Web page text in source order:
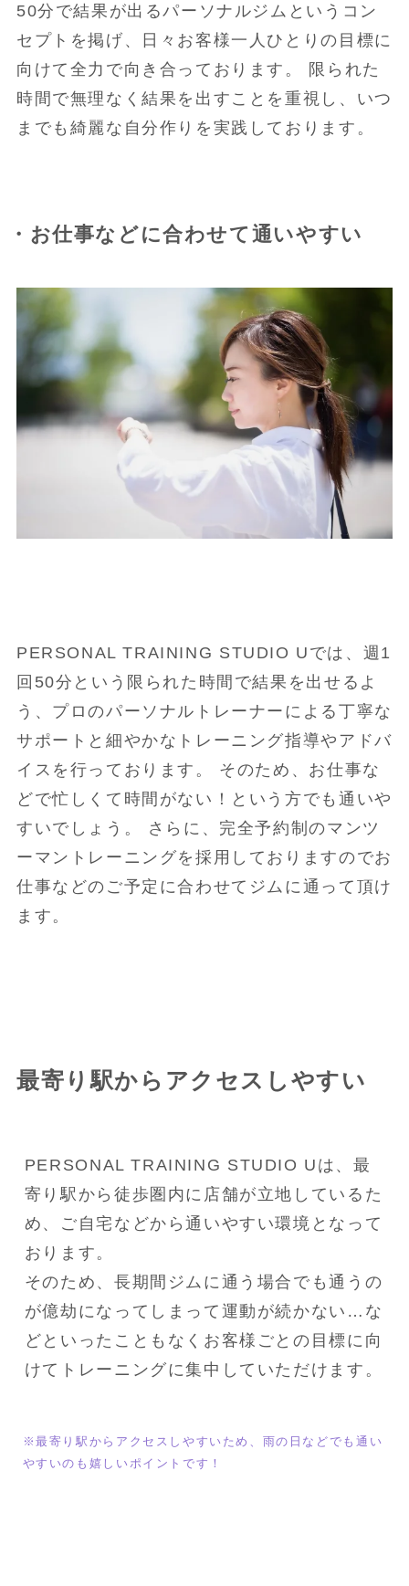
50分で結果が出るパーソナルジムというコン
セプトを掲げ、日々お客様一人ひとりの目標に
向けて全力で向き合っております。 限られた
時間で無理なく結果を出すことを重視し、いつ
までも綺麗な自分作りを実践しております。
・お仕事などに合わせて通いやすい
PERSONAL TRAINING STUDIO Uでは、週1
回50分という限られた時間で結果を出せるよ
う、プロのパーソナルトレーナーによる丁寧な
サポートと細やかなトレーニング指導やアドバ
イスを行っております。 そのため、お仕事な
どで忙しくて時間がない！という方でも通いや
すいでしょう。 さらに、完全予約制のマンツ
ーマントレーニングを採用しておりますのでお
仕事などのご予定に合わせてジムに通って頂け
ます。
最寄り駅からアクセスしやすい
PERSONAL TRAINING STUDIO Uは、最
寄り駅から徒歩圏内に店舗が立地しているた
め、ご自宅などから通いやすい環境となって
おります。
そのため、長期間ジムに通う場合でも通うの
が億劫になってしまって運動が続かない…な
どといったこともなくお客様ごとの目標に向
けてトレーニングに集中していただけます。
※最寄り駅からアクセスしやすいため、雨の日などでも通い
やすいのも嬉しいポイントです！